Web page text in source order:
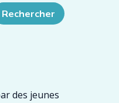
Rechercher
des jeunes